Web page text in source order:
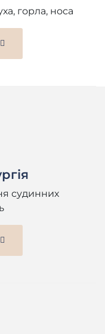
горла, носа
судинних